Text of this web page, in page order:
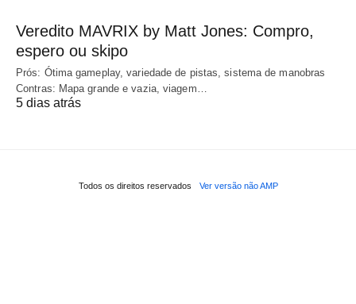
Veredito MAVRIX by Matt Jones: Compro,
espero ou skipo
Prós: Ótima gameplay, variedade de pistas, sistema de manobras
Contras: Mapa grande e vazia, viagem…
5 dias atrás
Todos os direitos reservados Ver versão não AMP